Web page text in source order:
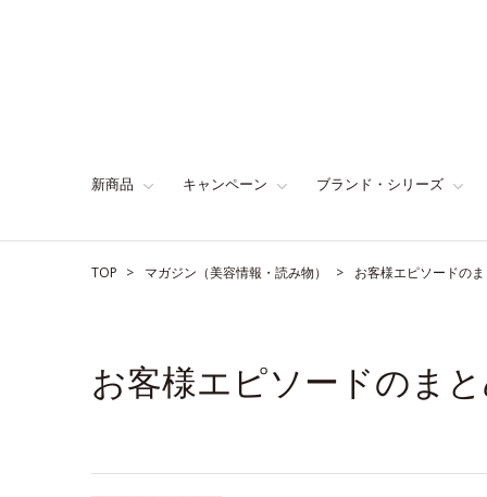
新商品 キャンペーン ブランド・シリーズ
TOP マガジン（美容情報・読み物） お客様エピソードの
お客様エピソードのま